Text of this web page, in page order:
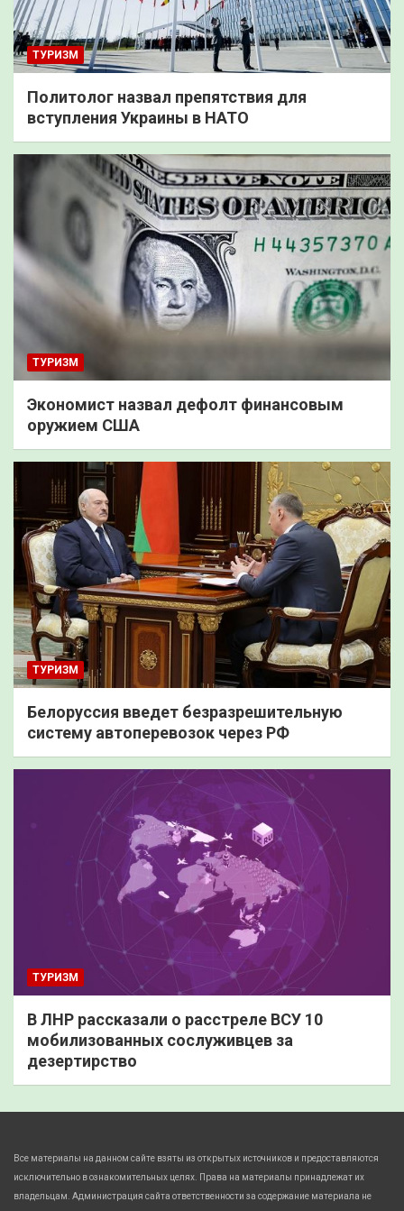
ТУРИЗМ
Политолог назвал препятствия для
вступления Украины в НАТО
ТУРИЗМ
Экономист назвал дефолт финансовым
оружием США
ТУРИЗМ
Белоруссия введет безразрешительную
систему автоперевозок через РФ
ТУРИЗМ
В ЛНР рассказали о расстреле ВСУ 10
мобилизованных сослуживцев за
дезертирство
Все материалы на данном сайте взяты из открытых источников и предоставляются
исключительно в ознакомительных целях. Права на материалы принадлежат их
владельцам. Администрация сайта ответственности за содержание материала не